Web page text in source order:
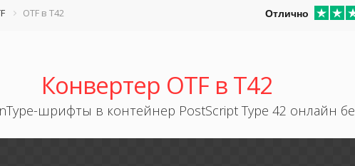
OTF в T42 Отлично
Конвертер OTF в T42
шрифты в контейнер PostScript Type 42 онлайн